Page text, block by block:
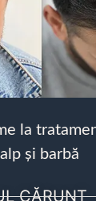
la
și barbă
CĂRUNT